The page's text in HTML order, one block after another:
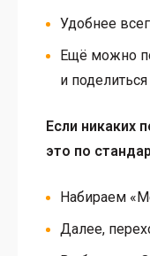
Удобнее
Ещё можно
и
Если никаких
это по
Набираем
Далее,